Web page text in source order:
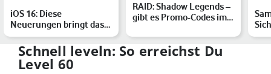
iOS 16: Diese
Neuerungen bringt das
Update auf Dein iPhone
RAID: Shadow Legends –
gibt es Promo-Codes im
Juli
Schnell leveln: So erreichst Du
Level 60